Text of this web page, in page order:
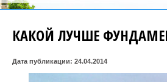
КАКОЙ ЛУЧШЕ
Дата публикации: 24.04.2014